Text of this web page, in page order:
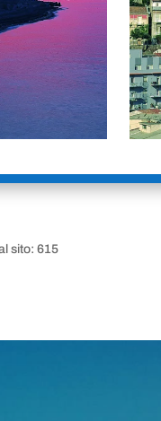
sito: 615